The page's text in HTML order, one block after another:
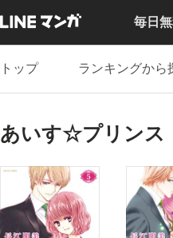
毎日
トップ ランキングから
あいす☆プリンス